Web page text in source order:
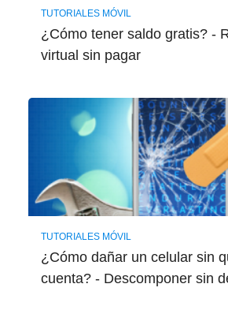
TUTORIALES MÓVIL
¿Cómo tener saldo gratis? -
virtual sin pagar
TUTORIALES MÓVIL
¿Cómo dañar un celular sin
cuenta? - Descomponer sin